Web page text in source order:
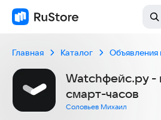
Главная Каталог Объявления
Watchфейс.ру -
смарт-часов
Соловьев Михаил